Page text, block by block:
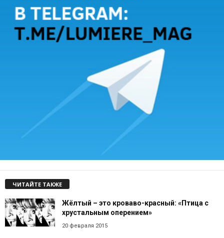
ЧИТАЙТЕ ТАКЖЕ
Жёлтый – это кроваво-красный: «Птица с
хрустальным оперением»
20 февраля 2015